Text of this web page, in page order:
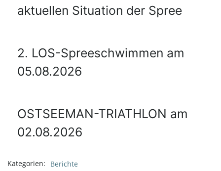
aktuellen Situation der Spree
2. LOS-Spreeschwimmen am
05.08.2026
OSTSEEMAN-TRIATHLON am
02.08.2026
Kategorien: Berichte